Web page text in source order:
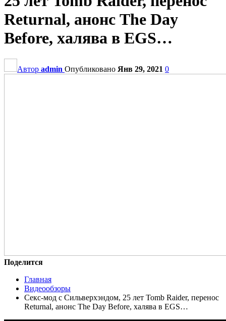
Returnal, анонс The Day
Before, халява в EGS…
Автор admin Опубликовано Янв 29, 2021 0
Поделится
Главная
Видеообзоры
Секс-мод с Сильверхэндом, 25 лет Tomb Raider, перенос
Returnal, анонс The Day Before, халява в EGS…